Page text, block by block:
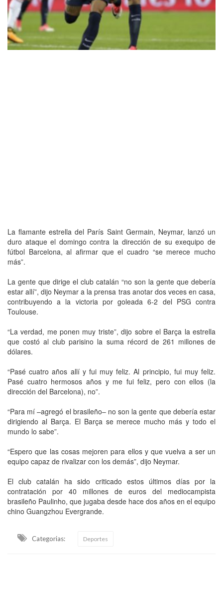
La flamante estrella del París Saint Germain, Neymar, lanzó un
duro ataque el domingo contra la dirección de su exequipo de
fútbol Barcelona, al afirmar que el cuadro “se merece mucho
más”.
La gente que dirige el club catalán “no son la gente que debería
estar allí”, dijo Neymar a la prensa tras anotar dos veces en casa,
contribuyendo a la victoria por goleada 6-2 del PSG contra
Toulouse.
“La verdad, me ponen muy triste”, dijo sobre el Barça la estrella
que costó al club parisino la suma récord de 261 millones de
dólares.
“Pasé cuatro años allí y fui muy feliz. Al principio, fui muy feliz.
Pasé cuatro hermosos años y me fui feliz, pero con ellos (la
dirección del Barcelona), no”.
“Para mí –agregó el brasileño– no son la gente que debería estar
dirigiendo al Barça. El Barça se merece mucho más y todo el
mundo lo sabe”.
“Espero que las cosas mejoren para ellos y que vuelva a ser un
equipo capaz de rivalizar con los demás”, dijo Neymar.
El club catalán ha sido criticado estos últimos días por la
contratación por 40 millones de euros del mediocampista
brasileño Paulinho, que jugaba desde hace dos años en el equipo
chino Guangzhou Evergrande.
Categorias: Deportes